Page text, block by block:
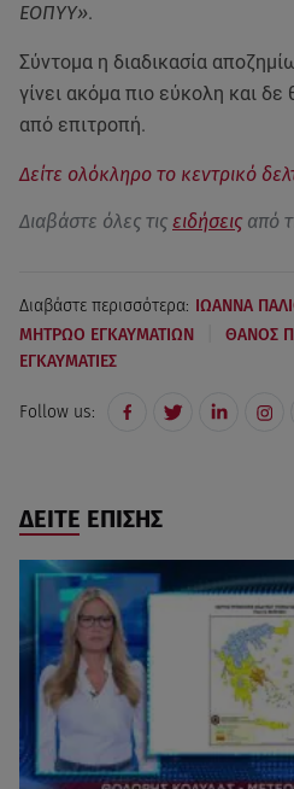
ΕΟΠΥΥ».
Σύντομα η διαδικασία
γίνει ακόμα πιο εύκολη και δε
από επιτροπή.
Δείτε ολόκληρο το κεντρικό
Διαβάστε όλες τις ειδήσεις από
Διαβάστε περισσότερα: ΙΩΑΝΝΑ
ΜΗΤΡΩΟ ΕΓΚΑΥΜΑΤΙΩΝ ΘΑΝΟΣ
ΕΓΚΑΥΜΑΤΙΕΣ
Follow us:
ΔΕΙΤΕ ΕΠΙΣΗΣ